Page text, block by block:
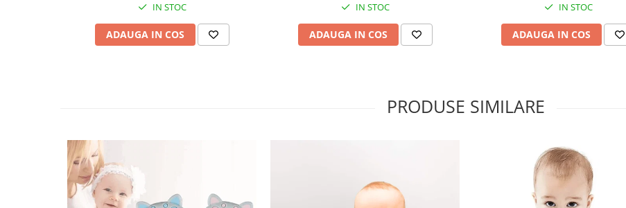
IN STOC
ADAUGA IN COS
IN STOC
ADAUGA IN COS
IN STOC
ADAUGA IN COS
PRODUSE SIMILARE